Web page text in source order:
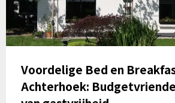
Voordelige Bed en
Achterhoek: